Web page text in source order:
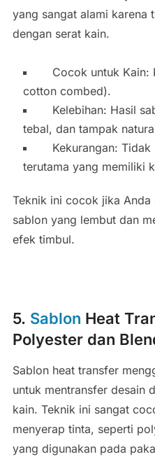
yang sangat alami karena
dengan serat kain.
Cocok untuk Kain:
cotton combed).
Kelebihan: Hasil
tebal, dan tampak
Kekurangan: Tidak
terutama yang memiliki
Teknik ini cocok jika
sablon yang lembut dan
efek timbul.
5. Sablon Heat
Polyester dan
Sablon heat transfer
untuk mentransfer desain
kain. Teknik ini sangat
menyerap tinta, seperti
yang digunakan pada